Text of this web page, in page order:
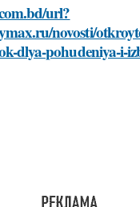
url?
novosti/
dlya-pohudeniya-i-